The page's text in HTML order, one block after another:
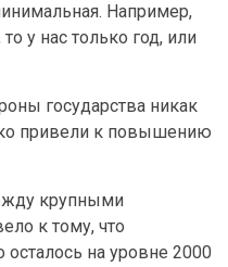
Например,
у нас только год, или
государства никак
привели к повышению
крупными
к тому, что
на уровне 2000